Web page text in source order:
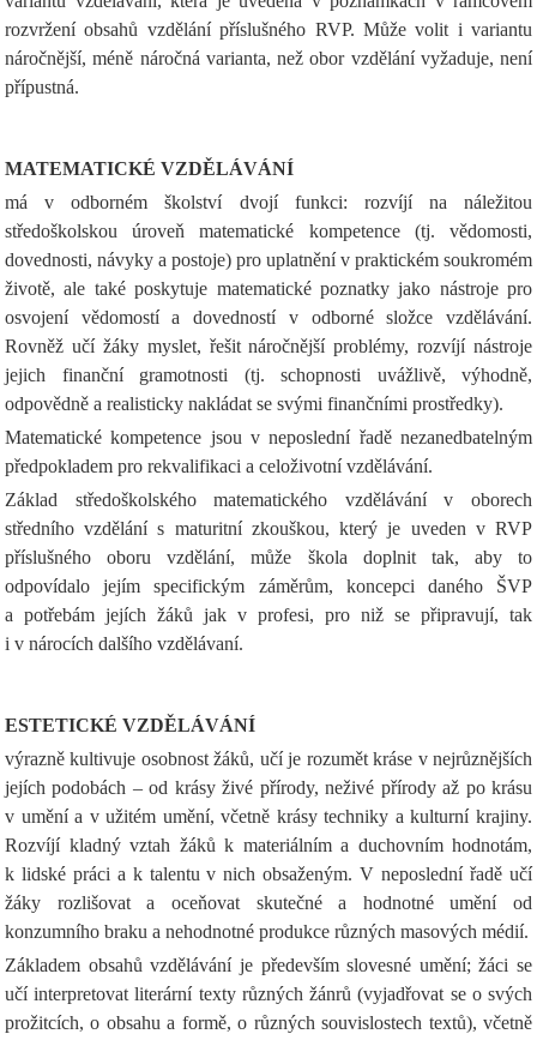
rozvržení obsahů vzdělání příslušného RVP. Může volit i variantu
náročnější, méně náročná varianta, než obor vzdělání vyžaduje, není
přípustná.
MATEMATICKÉ VZDĚLÁVÁNÍ
má v odborném školství dvojí funkci: rozvíjí na náležitou
středoškolskou úroveň matematické kompetence (tj. vědomosti,
dovednosti, návyky a postoje) pro uplatnění v praktickém soukromém
životě, ale také poskytuje matematické poznatky jako nástroje pro
osvojení vědomostí a dovedností v odborné složce vzdělávání.
Rovněž učí žáky myslet, řešit náročnější problémy, rozvíjí nástroje
jejich finanční gramotnosti (tj. schopnosti uvážlivě, výhodně,
odpovědně a realisticky nakládat se svými finančními prostředky).
Matematické kompetence jsou v neposlední řadě nezanedbatelným
předpokladem pro rekvalifikaci a celoživotní vzdělávání.
Základ středoškolského matematického vzdělávání v oborech
středního vzdělání s maturitní zkouškou, který je uveden v RVP
příslušného oboru vzdělání, může škola doplnit tak, aby to
odpovídalo jejím specifickým záměrům, koncepci daného ŠVP
a potřebám jejích žáků jak v profesi, pro niž se připravují, tak
i v nárocích dalšího vzdělávaní.
ESTETICKÉ VZDĚLÁVÁNÍ
výrazně kultivuje osobnost žáků, učí je rozumět kráse v nejrůznějších
jejích podobách – od krásy živé přírody, neživé přírody až po krásu
v umění a v užitém umění, včetně krásy techniky a kulturní krajiny.
Rozvíjí kladný vztah žáků k materiálním a duchovním hodnotám,
k lidské práci a k talentu v nich obsaženým. V neposlední řadě učí
žáky rozlišovat a oceňovat skutečné a hodnotné umění od
konzumního braku a nehodnotné produkce různých masových médií.
Základem obsahů vzdělávání je především slovesné umění; žáci se
učí interpretovat literární texty různých žánrů (vyjadřovat se o svých
prožitcích, o obsahu a formě, o různých souvislostech textů), včetně